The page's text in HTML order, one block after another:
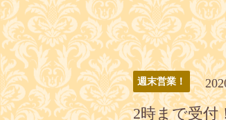
週末営業！
2時まで受付